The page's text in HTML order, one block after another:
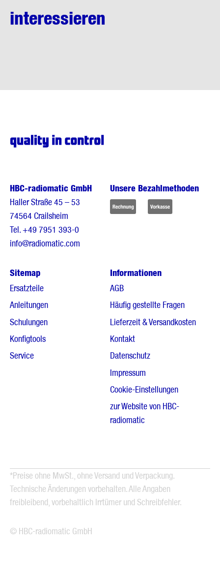
interessieren
HBC-radiomatic GmbH
Haller Straße 45 – 53
74564 Crailsheim
Tel.+49 7951 393-0
info@radiomatic.com
Unsere Bezahlmethoden
Sitemap
Ersatzteile
Anleitungen
Schulungen
Konfigtools
Service
Informationen
AGB
Häufig gestellte Fragen
Lieferzeit & Versandkosten
Kontakt
Datenschutz
Impressum
Cookie-Einstellungen
zur Website von HBC-
radiomatic
*Preise ohne MwSt., ohne Versand und Verpackung.
Technische Änderungen vorbehalten. Alle Angaben
freibleibend, vorbehaltlich Irrtümer und Schreibfehler.
© HBC-radiomatic GmbH